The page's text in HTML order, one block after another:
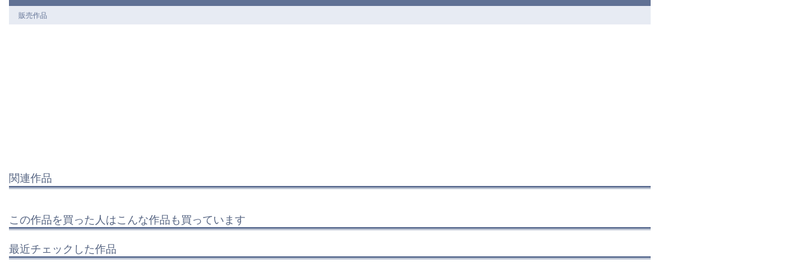
販売作品
関連作品
この作品を買った人はこんな作品も買っています
最近チェックした作品